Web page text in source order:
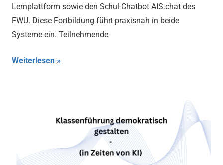
Lernplattform sowie den Schul-Chatbot AIS.chat des
FWU. Diese Fortbildung führt praxisnah in beide
Systeme ein. Teilnehmende
Weiterlesen